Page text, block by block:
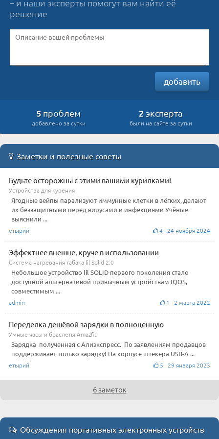
– и наши эксперты помогут вам найти её
решение
добавить
5 проблем
добавлено за сутки
2 эксперта
были на сайте за сутки
Заметки и полезные советы
Будьте осторожны с этими вашими курилками!
Устройства для курения
Ягодные вейпы парализуют иммунные клетки в лёгких, делают
их беззащитными перед вирусами и инфекциями Учёные
выяснили ...
етырий 4 24 ноября 2024
Эффектнее внешне, круче в использовании
Система нагревания табака lil Solid 2.0
Небольшое устройство lil SOLID первого поколения стало
доступной альтернативой привычным устройствам IQOS,
совместимым ...
admin 1 2 марта 2022
Переделка дешёвой зарядки в полноценную
Умные часы и браслеты Amazfit
Зарядка полученная с Алиэкспресс. По заявлениям продавцов
поддерживает только зарядку! На корпусе штекера USB-А ...
етырий 5 29 января 2023
6 заметок
Обсуждения портативных электронных устройств